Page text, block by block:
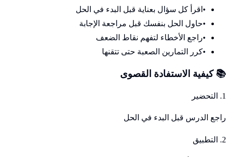
• اقرأ كل سؤال بعناية قبل البدء في الحل
•حاول الحل بنفسك قبل مراجعة الإجابة
•راجع الأخطاء لتفهم نقاط الضعف
•كرر التمارين الصعبة حتى تتقنها
📚 كيفية الاستفادة القصوى
1. التحضير
راجع الدرس قبل البدء في الحل
2. التطبيق